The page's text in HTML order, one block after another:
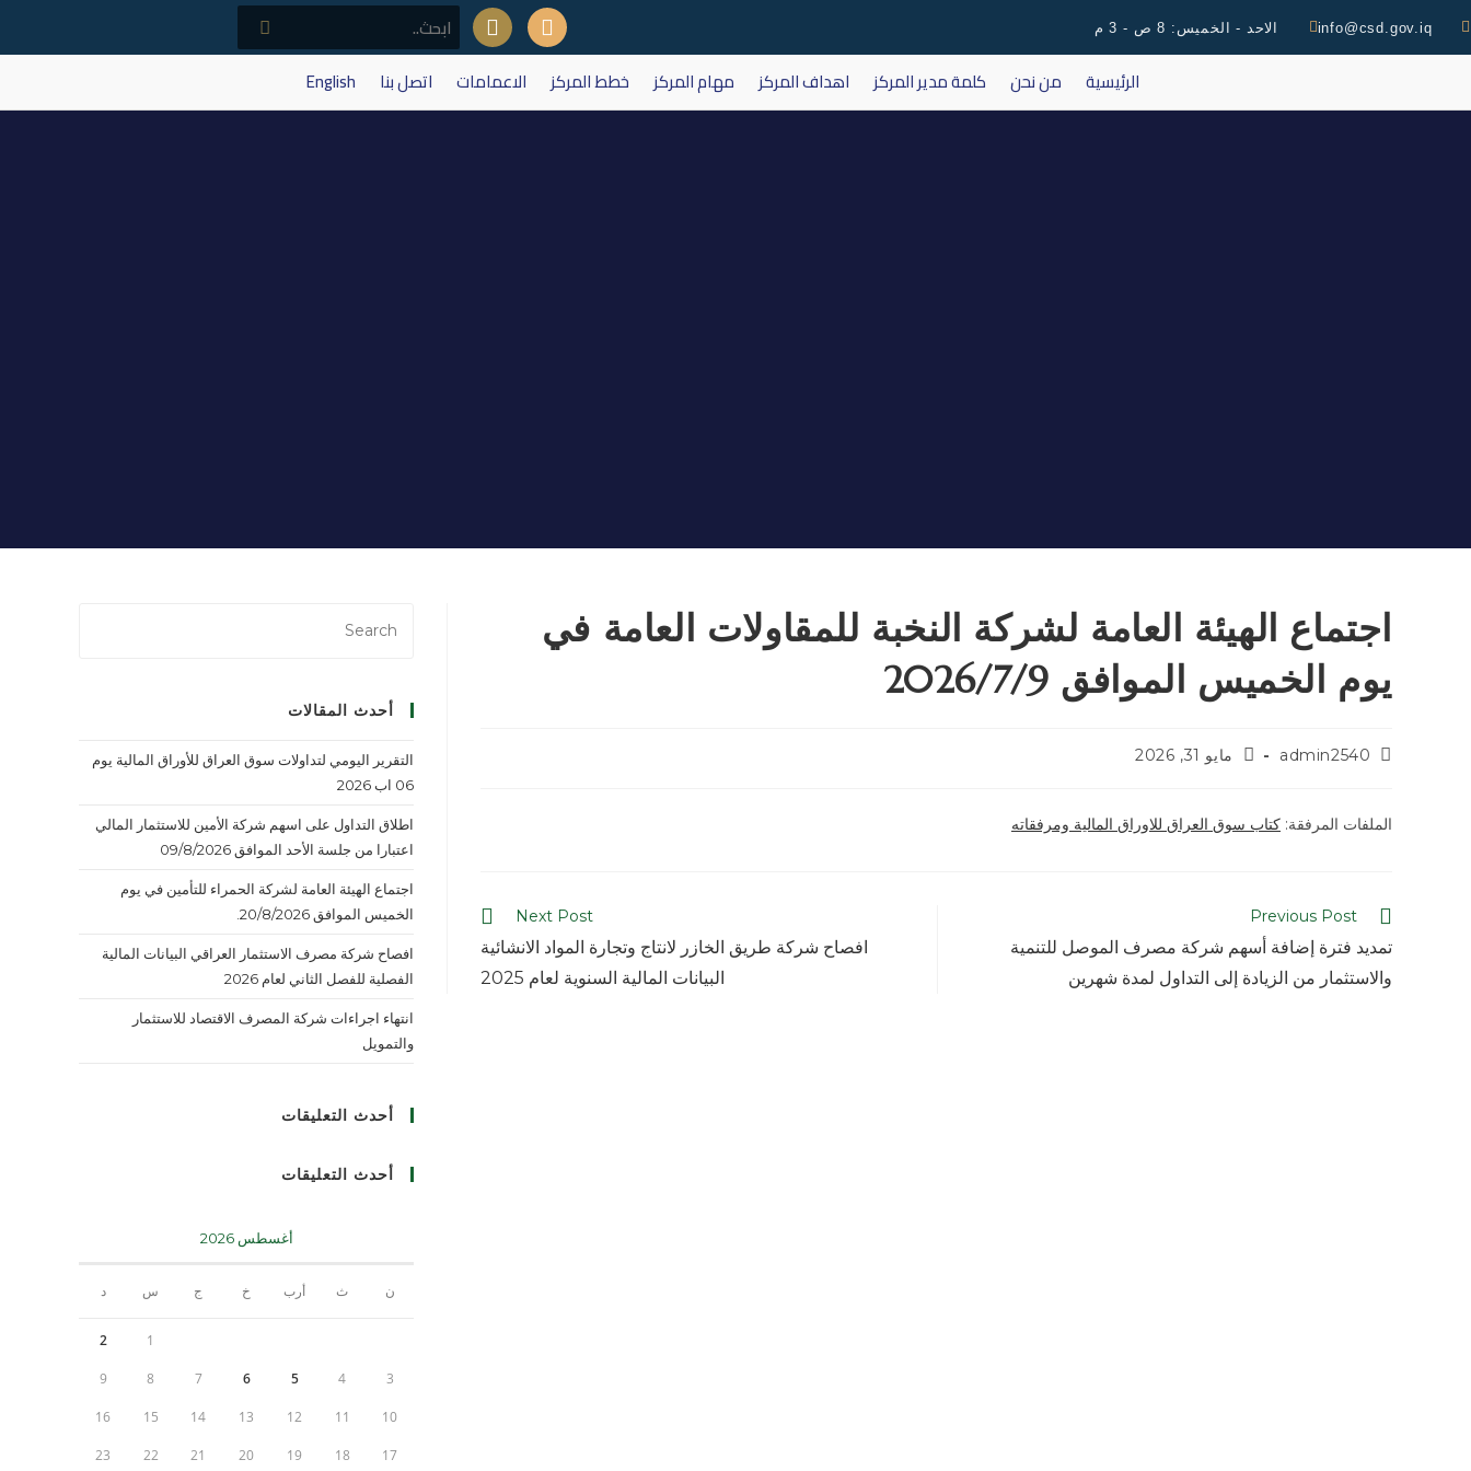
info@csd.gov.iq الاحد - الخميس: 8 ص - 3 م
الرئيسية من نحن كلمة مدير المركز اهداف المركز مهام المركز خطط المركز الاعمامات اتصل بنا English
اجتماع الهيئة العامة لشركة النخبة للمقاولات العامة في
يوم الخميس الموافق 2026/7/9
admin2540 مايو 31, 2026
الملفات المرفقة: كتاب سوق العراق للاوراق المالية ومرفقاته
Previous Post
تمديد فترة إضافة أسهم شركة مصرف الموصل للتنمية
والاستثمار من الزيادة إلى التداول لمدة شهرين
Next Post
افصاح شركة طريق الخازر لانتاج وتجارة المواد الانشائية
البيانات المالية السنوية لعام 2025
أحدث المقالات
التقرير اليومي لتداولات سوق العراق للأوراق المالية يوم
06 اب 2026
اطلاق التداول على اسهم شركة الأمين للاستثمار المالي
اعتبارا من جلسة الأحد الموافق 09/8/2026
اجتماع الهيئة العامة لشركة الحمراء للتأمين في يوم
الخميس الموافق 20/8/2026.
افصاح شركة مصرف الاستثمار العراقي البيانات المالية
الفصلية للفصل الثاني لعام 2026
انتهاء اجراءات شركة المصرف الاقتصاد للاستثمار
والتمويل
أحدث التعليقات
أحدث التعليقات
أغسطس 2026
ن ث أرب خ ج س د
1
2
3
4
5
6
7
8
9
10
11
12
13
14
15
16
17
18
19
20
21
22
23